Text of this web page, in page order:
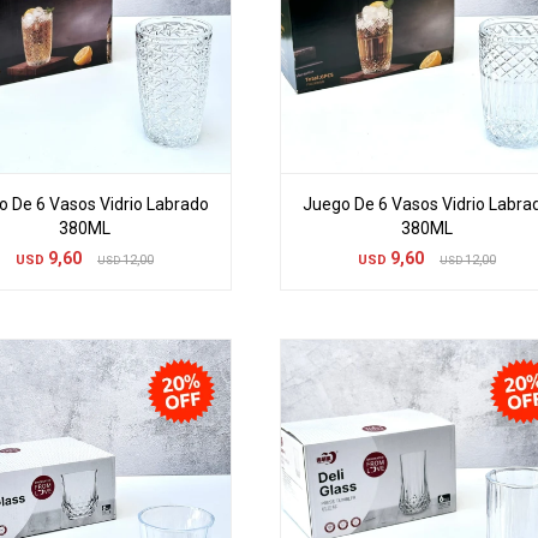
De 6 Vasos Vidrio Labrado
380ML
USD 9,60 USD 12,00
Juego De 6 Vasos Vidrio
380ML
USD 9,60 USD 12,00